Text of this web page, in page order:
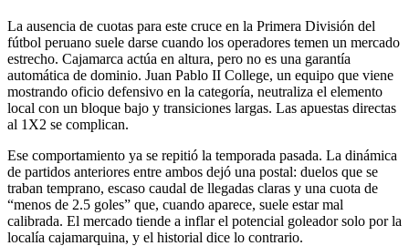
La ausencia de cuotas para este cruce en la Primera División del
fútbol peruano suele darse cuando los operadores temen un mercado
estrecho. Cajamarca actúa en altura, pero no es una garantía
automática de dominio. Juan Pablo II College, un equipo que viene
mostrando oficio defensivo en la categoría, neutraliza el elemento
local con un bloque bajo y transiciones largas. Las apuestas directas
al 1X2 se complican.
Ese comportamiento ya se repitió la temporada pasada. La dinámica
de partidos anteriores entre ambos dejó una postal: duelos que se
traban temprano, escaso caudal de llegadas claras y una cuota de
“menos de 2.5 goles” que, cuando aparece, suele estar mal
calibrada. El mercado tiende a inflar el potencial goleador solo por la
localía cajamarquina, y el historial dice lo contrario.